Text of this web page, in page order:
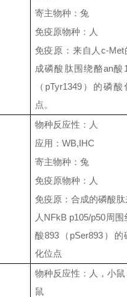
寄主物种：兔
免疫原物种：人
免疫原：来自人c-Met
成磷酸肽围绕酪an酸 1
（ pTyr1349）的磷酸
点。
物种反应性：人
应用： WB,IHC
寄主物种：兔
免疫原物种：人
免疫原：合成的磷酸肽
人 NFkB p105/p50周围
酸893 （ pSer893 ）的
化位点
物种反应性：人，小鼠
鼠